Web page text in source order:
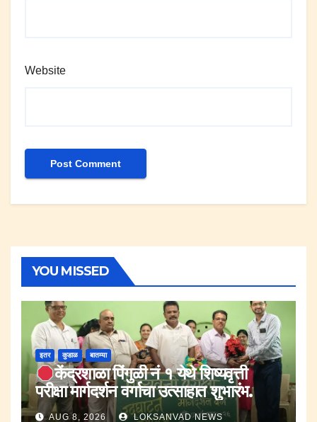
Website
YOU MISSED
इतर कुडाळ बातम्या
केंद्रशाळा पिंगुळी नं १ येथे शिष्यवृत्ती
परीक्षा मार्गदर्शन वर्गाचा उत्साहात शुभारंभ.
AUG 8, 2026 LOKSANVAD NEWS